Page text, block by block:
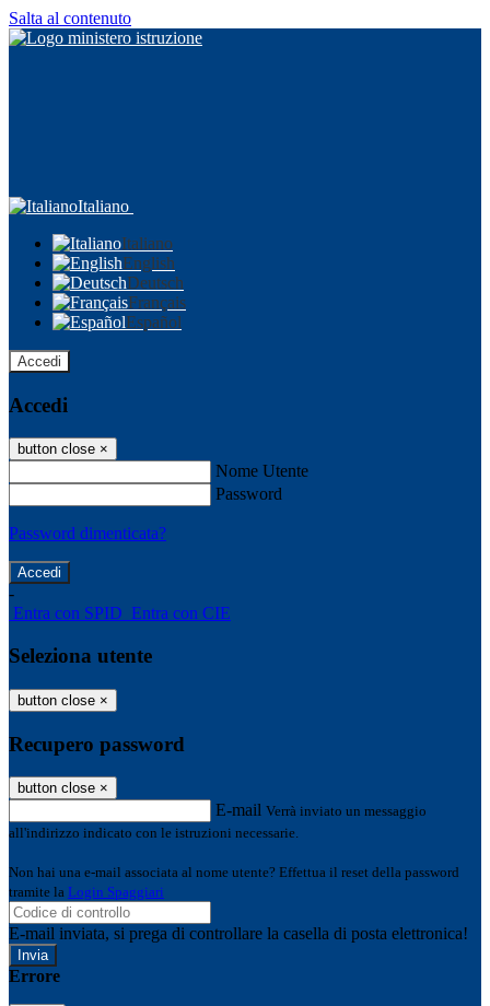
Salta al contenuto
Italiano
Italiano
English
Deutsch
Français
Español
Accedi
Accedi
button close ×
Nome Utente
Password
Password dimenticata?
-
Entra con SPID Entra con CIE
Seleziona utente
button close ×
Recupero password
button close ×
E-mail Verrà inviato un messaggio
all'indirizzo indicato con le istruzioni necessarie.
Non hai una e-mail associata al nome utente? Effettua il reset della password
tramite la Login Spaggiari
E-mail inviata, si prega di controllare la casella di posta elettronica!
Errore